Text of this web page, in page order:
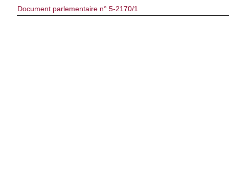
Document parlementaire n° 5-2170/1